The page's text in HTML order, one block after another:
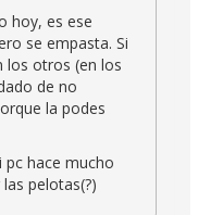
hoy, es ese
se empasta. Si
los otros (en los
de no
la podes
pc hace mucho
pelotas(?)